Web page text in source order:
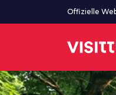
Zum HauptinhaltOffizielle